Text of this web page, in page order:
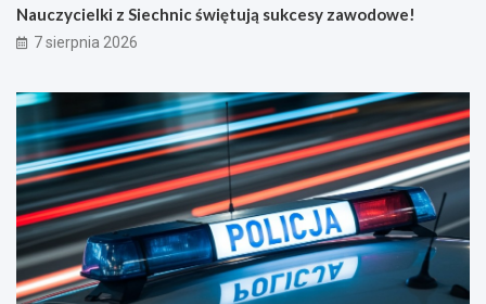
Nauczycielki z Siechnic świętują sukcesy zawodowe!
7 sierpnia 2026